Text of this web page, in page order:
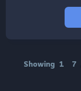
Showing 1 7